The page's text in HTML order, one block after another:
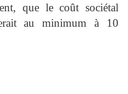
que le coût sociétal
au minimum à 10